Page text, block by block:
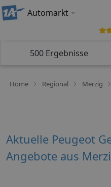
Automarkt
500 Ergebnisse
Home Regional Merzig
Aktuelle Peugeot
Angebote aus